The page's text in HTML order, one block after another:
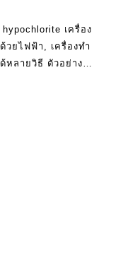
เครื่อง
วยไฟฟ้า, เครื่องทำ
หลายวิธี ตัวอย่าง